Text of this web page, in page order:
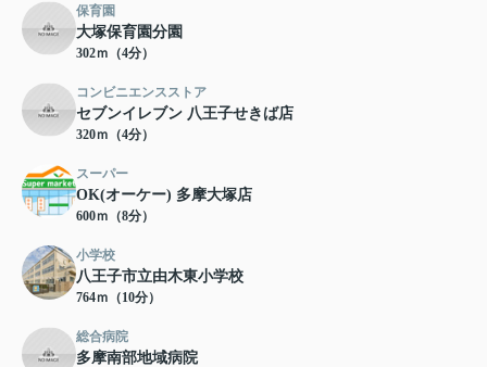
保育園
大塚保育園分園
302ｍ（4分）
コンビニエンスストア
セブンイレブン 八王子せきば店
320ｍ（4分）
スーパー
OK(オーケー) 多摩大塚店
600ｍ（8分）
小学校
八王子市立由木東小学校
764ｍ（10分）
総合病院
多摩南部地域病院